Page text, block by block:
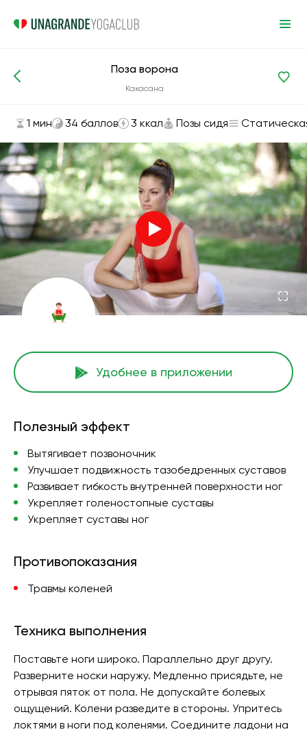
Асаны и упражнения
Поза ворона
Какасана
1 мин 34 баллов 3 ккал Позы сидя
Удобнее в приложении
Полезный эффект
Вытягивает позвоночник
Улучшает подвижность тазобедренных суставов
Развивает гибкость внутренней поверхности ног
Укрепляет голеностопные суставы
Укрепляет суставы ног
Противопоказания
Травмы коленей
Техника выполнения
Поставьте ноги широко. Параллельно друг другу.
Разверните носки наружу. Медленно присядьте, не
отрывая пяток от пола. Не допускайте болевых
ощущений. Колени разведите в стороны. Упритесь
локтями в ноги под коленями. Соедините ладони на